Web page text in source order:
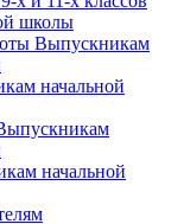
школы
Выпускникам
начальной
начальной